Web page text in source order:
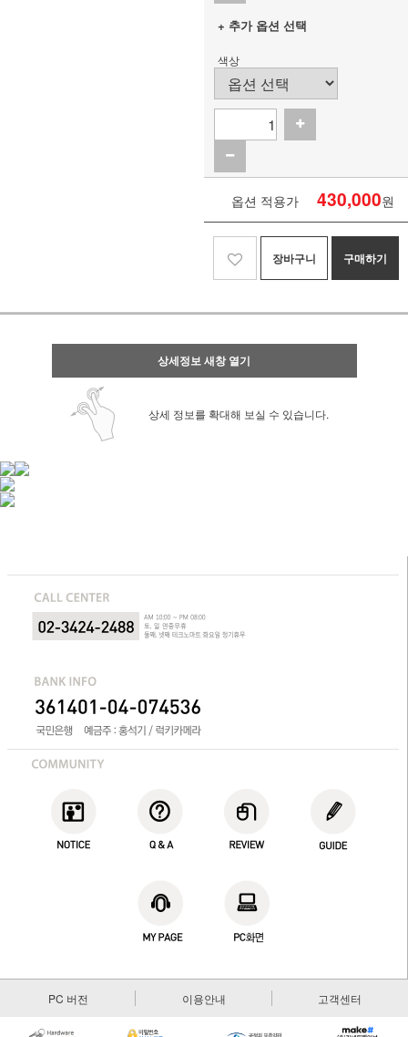
+ 추가 옵션 선택
색상
옵션 적용가 430,000원
장바구니 구매하기
상세정보 새창 열기
상세 정보를 확대해 보실 수 있습니다.
PC 버전 이용안내 고객센터